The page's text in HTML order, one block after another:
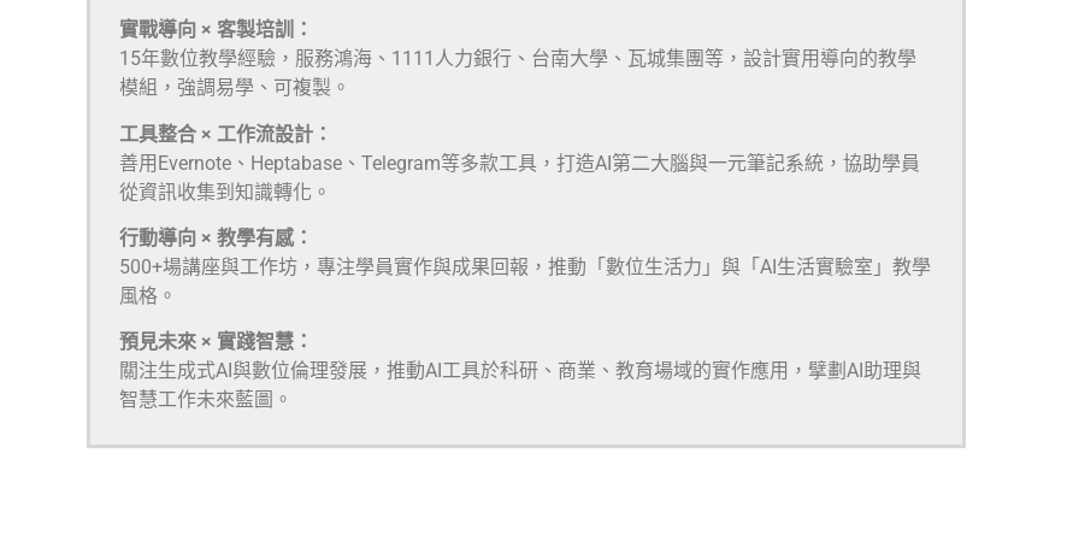
實戰導向 × 客製培訓：
15年數位教學經驗，服務鴻海、1111人力銀行、台南大學、瓦城集團等，設計實用導向的教學
模組，強調易學、可複製。
工具整合 × 工作流設計：
善用Evernote、Heptabase、Telegram等多款工具，打造AI第二大腦與一元筆記系統，協助學員
從資訊收集到知識轉化。
行動導向 × 教學有感：
500+場講座與工作坊，專注學員實作與成果回報，推動「數位生活力」與「AI生活實驗室」教學
風格。
預見未來 × 實踐智慧：
關注生成式AI與數位倫理發展，推動AI工具於科研、商業、教育場域的實作應用，擘劃AI助理與
智慧工作未來藍圖。